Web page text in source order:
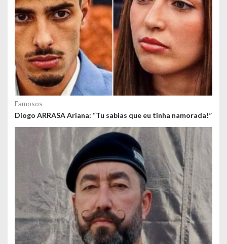
Famosos
Diogo ARRASA Ariana: “Tu sabias que eu tinha namorada!”